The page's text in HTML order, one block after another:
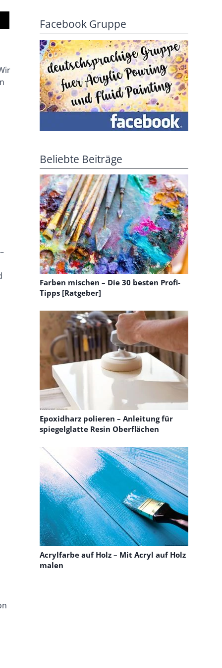
Facebook Gruppe
Beliebte Beiträge
Farben mischen – Die 30 besten Profi-
Tipps [Ratgeber]
Epoxidharz polieren – Anleitung für
spiegelglatte Resin Oberflächen
Acrylfarbe auf Holz – Mit Acryl auf Holz
malen